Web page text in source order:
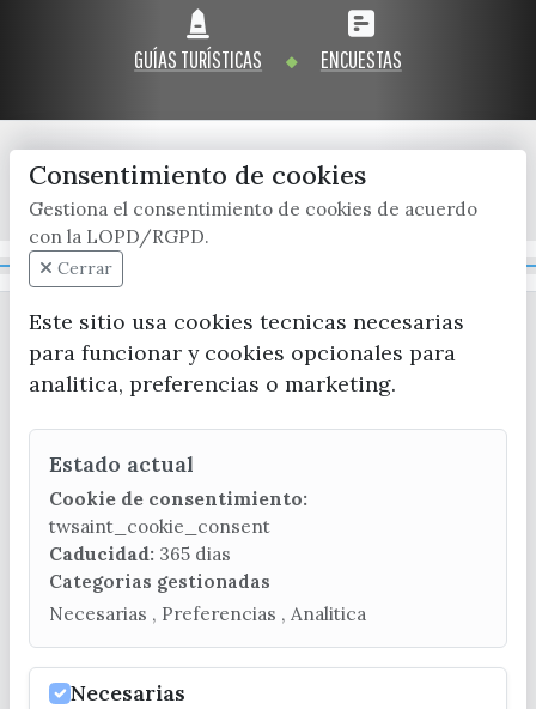
GUÍAS TURÍSTICAS ENCUESTAS
x / twitter facebook youtube instagram
CONTACTA CON LA OFICINA DE TURISMO
(+34) 952 541 104
turismo@velezmalaga.es
C/ Poniente, 2. CP 29740 - Torre del Mar
Consentimiento de cookies
Gestiona el consentimiento de cookies de acuerdo
con la LOPD/RGPD.
Cerrar
Este sitio usa cookies tecnicas necesarias
para funcionar y cookies opcionales para
analitica, preferencias o marketing.
Estado actual
Cookie de consentimiento:
twsaint_cookie_consent
Caducidad: 365 dias
Categorias gestionadas
Necesarias , Preferencias , Analitica
Necesarias